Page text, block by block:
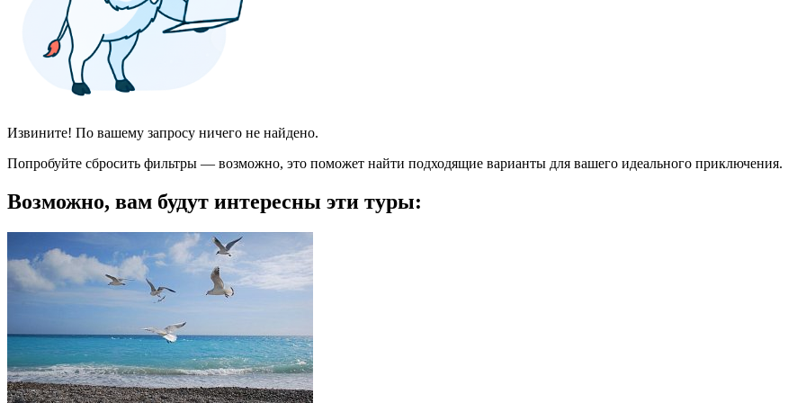
Извините! По вашему запросу ничего не найдено.
Попробуйте сбросить фильтры — возможно, это поможет найти подходящие варианты для вашего идеального приключения.
Возможно, вам будут интересны эти туры: